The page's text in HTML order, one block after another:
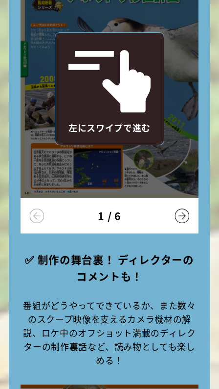
左にスワイプで進む
1 / 6
✅ 制作の舞台裏！ ディレクターの
コメントも！
番組がどうやってできているか、また数々
のスクープ映像を支えるカメラ機材の解
説、ロケ中のオフショット満載のディレク
ターの制作裏話など、読み物としても楽し
める！